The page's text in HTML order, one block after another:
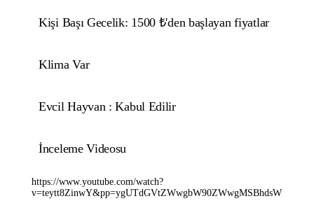
Kişi Başı Gecelik: 1500 ₺'den başlayan fiyatlar
Klima Var
Evcil Hayvan : Kabul Edilir
İnceleme Videosu
https://www.youtube.com/watch?